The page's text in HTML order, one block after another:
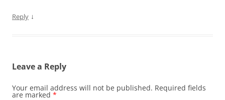
Reply ↓
Leave a Reply
Your email address will not be published. Required fields
are marked *